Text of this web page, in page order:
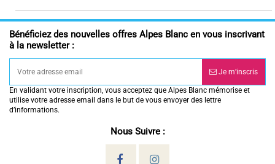
Bénéficiez des nouvelles offres Alpes Blanc en vous inscrivant
à la newsletter :
Je m’inscris
En validant votre inscription, vous acceptez que Alpes Blanc mémorise et
utilise votre adresse email dans le but de vous envoyer des lettre
d’informations.
Nous Suivre :